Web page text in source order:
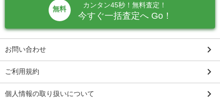
無料
カンタン45秒！無料査定！
今すぐ一括査定へ Go！
お問い合わせ keyboard_arrow_right
ご利用規約 keyboard_arrow_right
個人情報の取り扱いについて keyboard_arrow_right